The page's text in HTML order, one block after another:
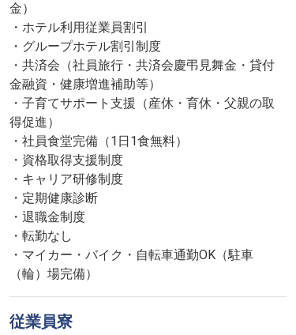
金）
・ホテル利用従業員割引
・グループホテル割引制度
・共済会（社員旅行・共済会慶弔見舞金・貸付
金融資・健康増進補助等）
・子育てサポート支援（産休・育休・父親の取
得促進）
・社員食堂完備（1日1食無料）
・資格取得支援制度
・キャリア研修制度
・定期健康診断
・退職金制度
・転勤なし
・マイカー・バイク・自転車通勤OK（駐車
（輪）場完備）
従業員寮